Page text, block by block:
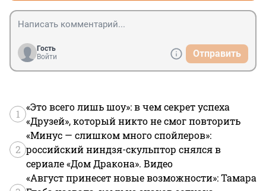
Гость
Войти
Отправить
1
«Это всего лишь шоу»: в чем секрет успеха
«Друзей», который никто не смог повторить
2
«Минус — слишком много спойлеров»:
российский ниндзя-скульптор снялся в
сериале «Дом Дракона». Видео
«Август принесет новые возможности»: Тамара